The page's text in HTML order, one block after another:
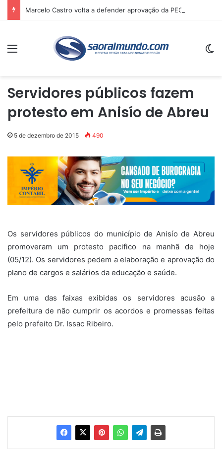
Menu
Servidores públicos fazem
protesto em Anisío de Abreu
5 de dezembro de 2015 490
Os servidores públicos do município de Anisío de Abreu
promoveram um protesto pacifico na manhã de hoje
(05/12). Os servidores pedem a elaboração e aprovação do
plano de cargos e salários da educação e saúde.
Em uma das faixas exibidas os servidores acusão a
prefeitura de não cumprir os acordos e promessas feitas
pelo prefeito Dr. Issac Ribeiro.